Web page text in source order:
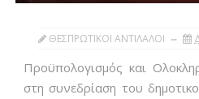
ΘΕΣΠΡΩΤΙΚΟΙ ΑΝΤΙΛΑΛΟΙ
Προϋπολογισμός και
στη συνεδρίαση του